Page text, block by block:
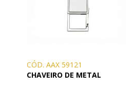
CÓD. AAX 59121
CHAVEIRO DE METAL